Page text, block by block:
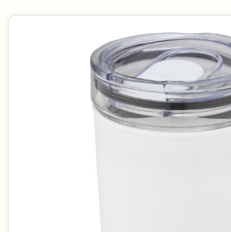
Duurzame keuzes
Made in Europe